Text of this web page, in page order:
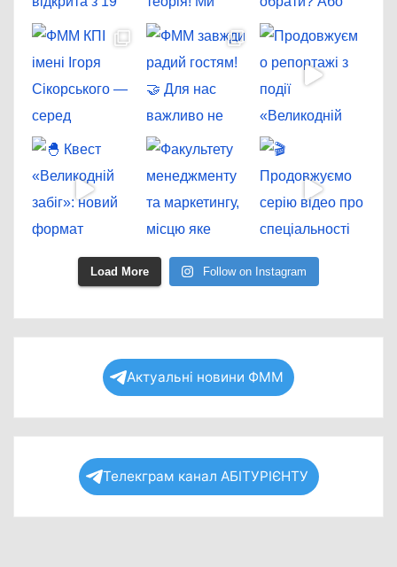
Load More Follow on Instagram
Актуальні новини ФММ
Телекграм канал АБІТУРІЄНТУ